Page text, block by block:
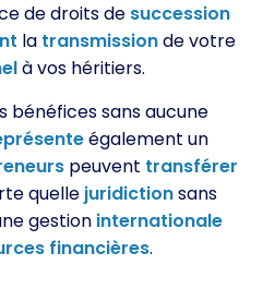
de droits de succession
la transmissionde votre
à vos héritiers.
bénéfices sans aucune
également un
peuvent transférer
quelle juridictionsans
gestion internationale
financières.